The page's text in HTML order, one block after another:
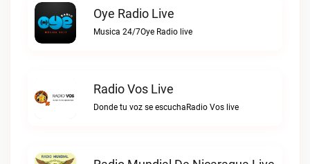
Oye Radio Live
Musica 24/7Oye Radio live
Radio Vos Live
Donde tu voz se escuchaRadio Vos live